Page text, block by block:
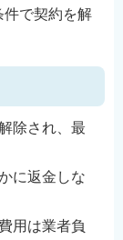
件で契約を解
除され、最
に返金しな
用は業者負